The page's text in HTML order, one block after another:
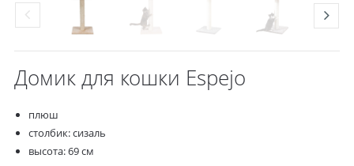
Домик для кошки Espejo
плюш
столбик: сизаль
высота: 69 см